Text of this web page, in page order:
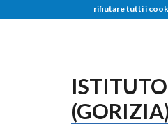
rifiutare tutti i
(GORIZIA)